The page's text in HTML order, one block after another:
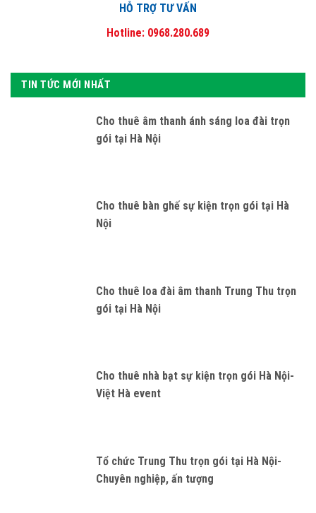
HỖ TRỢ TƯ VẤN
Hotline: 0968.280.689
TIN TỨC MỚI NHẤT
Cho thuê âm thanh ánh sáng loa đài trọn
gói tại Hà Nội
Cho thuê bàn ghế sự kiện trọn gói tại Hà
Nội
Cho thuê loa đài âm thanh Trung Thu trọn
gói tại Hà Nội
Cho thuê nhà bạt sự kiện trọn gói Hà Nội-
Việt Hà event
Tổ chức Trung Thu trọn gói tại Hà Nội-
Chuyên nghiệp, ấn tượng